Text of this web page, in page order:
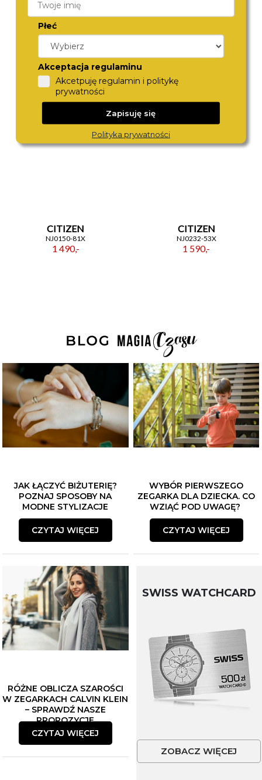
ZEPPELIN
8662-4
1 580,-
CITIZEN
NJ0150-81X
1 490,-
CITIZEN
NJ0232-53X
1 590,-
JAK ŁĄCZYĆ BIŻUTERIĘ?
POZNAJ SPOSOBY NA
MODNE STYLIZACJE
CZYTAJ WIĘCEJ
WYBÓR PIERWSZEGO
ZEGARKA DLA DZIECKA. CO
WZIĄĆ POD UWAGĘ?
CZYTAJ WIĘCEJ
RÓŻNE OBLICZA SZAROŚCI
W ZEGARKACH CALVIN KLEIN
– SPRAWDŹ NASZE
PROPOZYCJE
CZYTAJ WIĘCEJ
SWISS WATCHCARD
ZOBACZ WIĘCEJ
Płeć
Akceptacja regulaminu
Akcetpuję regulamin i politykę
prywatności
Zapisuję się
Polityka prywatności